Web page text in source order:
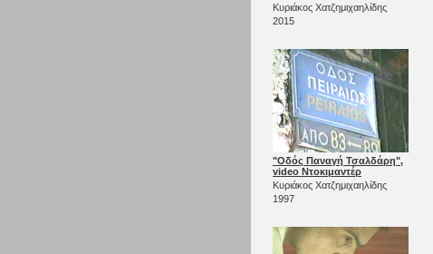
Κυριάκος Χατζημιχαηλίδης
2015
"Οδός Παναγή Τσαλδάρη",
video Ντοκιμαντέρ
Κυριάκος Χατζημιχαηλίδης
1997